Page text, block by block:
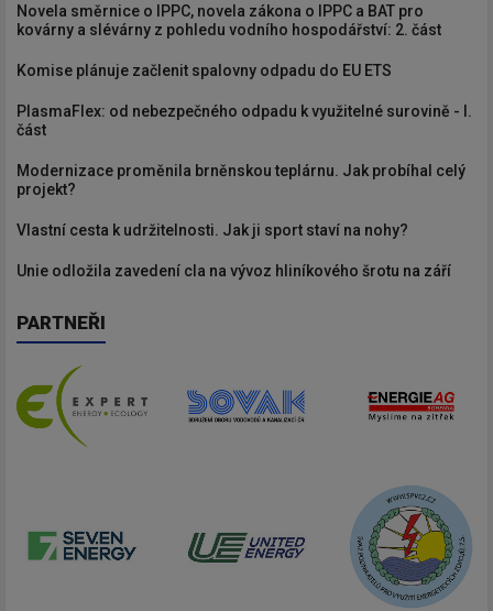
Novela směrnice o IPPC, novela zákona o IPPC a BAT pro
kovárny a slévárny z pohledu vodního hospodářství: 2. část
Komise plánuje začlenit spalovny odpadu do EU ETS
PlasmaFlex: od nebezpečného odpadu k využitelné surovině - I.
část
Modernizace proměnila brněnskou teplárnu. Jak probíhal celý
projekt?
Vlastní cesta k udržitelnosti. Jak ji sport staví na nohy?
Unie odložila zavedení cla na vývoz hliníkového šrotu na září
PARTNEŘI